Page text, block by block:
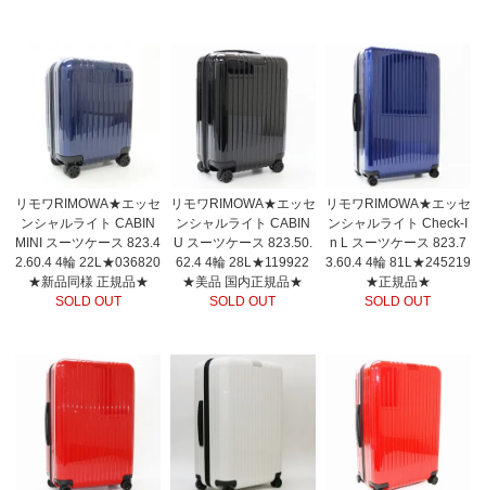
リモワRIMOWA★エッセ
ンシャルライト CABIN
MINI スーツケース 823.4
2.60.4 4輪 22L★036820
★新品同様 正規品★
SOLD OUT
リモワRIMOWA★エッセ
ンシャルライト CABIN
U スーツケース 823.50.
62.4 4輪 28L★119922
★美品 国内正規品★
SOLD OUT
リモワRIMOWA★エッセ
ンシャルライト Check-I
n L スーツケース 823.7
3.60.4 4輪 81L★245219
★正規品★
SOLD OUT